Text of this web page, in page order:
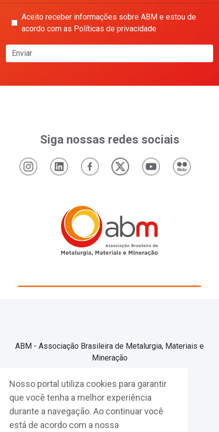
Nosso portal utiliza cookies para garantir
que você tenha a melhor experiência
durante a navegação. Ao continuar você
está de acordo com a nossa
Aceito receber informações sobre ABM e estou de
acordo com as Políticas de privacidade
Enviar
Siga nossas redes sociais
ABM - Associação Brasileira de Metalurgia, Materiais e
Mineração
Associe-se
Fazer Login